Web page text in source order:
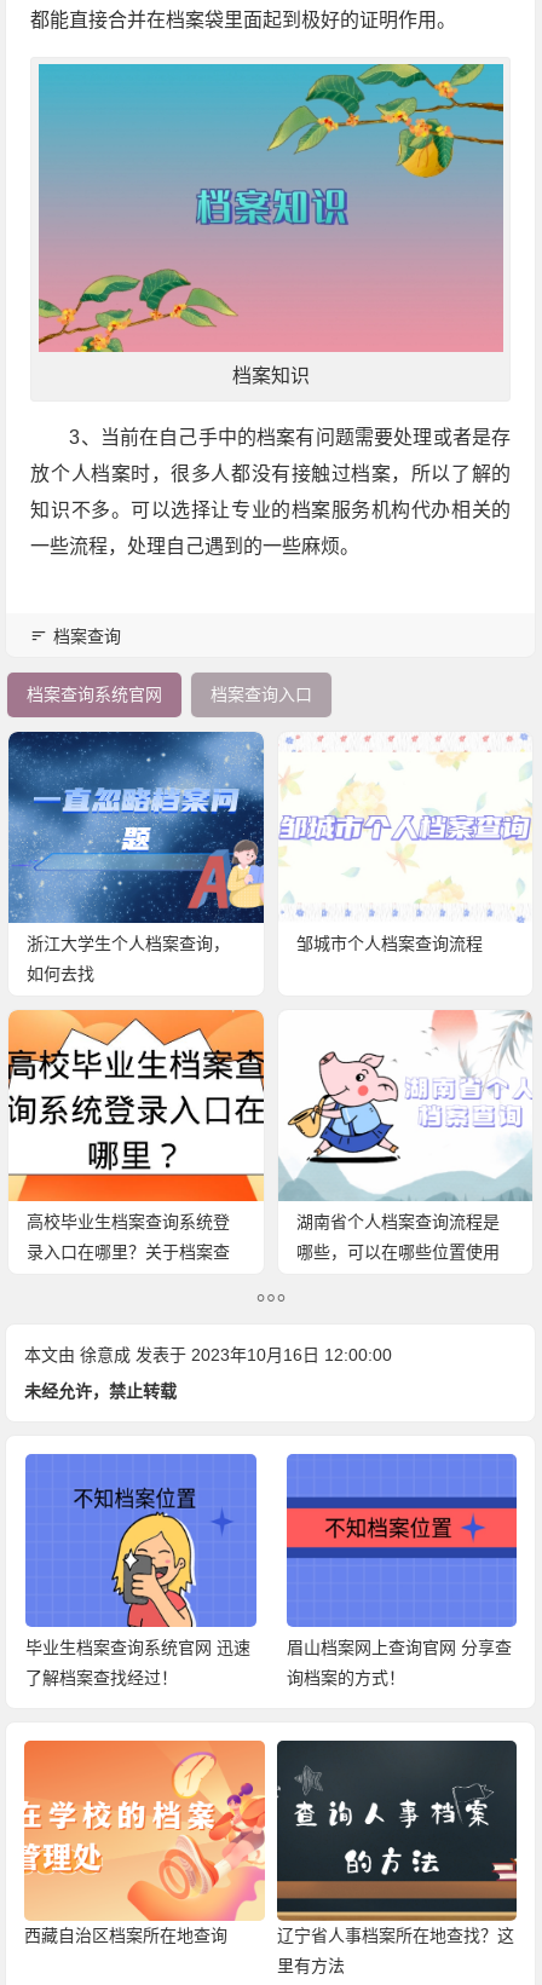
都能直接合并在档案袋里面起到极好的证明作用。
档案知识
3、当前在自己手中的档案有问题需要处理或者是存
放个人档案时，很多人都没有接触过档案，所以了解的
知识不多。可以选择让专业的档案服务机构代办相关的
一些流程，处理自己遇到的一些麻烦。
档案查询
档案查询系统官网 档案查询入口
浙江大学生个人档案查询，
如何去找
邹城市个人档案查询流程
高校毕业生档案查询系统登
录入口在哪里？关于档案查
湖南省个人档案查询流程是
哪些，可以在哪些位置使用
本文由徐意成 发表于 2023年10月16日 12:00:00
未经允许，禁止转载
毕业生档案查询系统官网 迅速
了解档案查找经过！
眉山档案网上查询官网 分享查
询档案的方式！
西藏自治区档案所在地查询
辽宁省人事档案所在地查找？这
里有方法